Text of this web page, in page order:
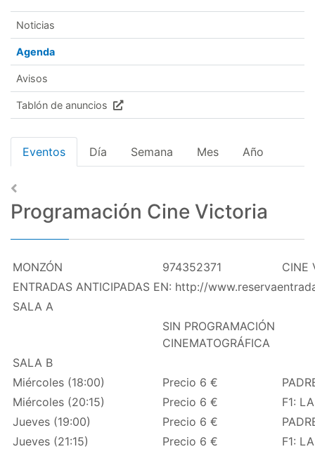
Noticias
Agenda
Avisos
Tablón de anuncios
Eventos Día Semana Mes Año
Programación Cine Victoria
MONZÓN 974352371
CINE
ENTRADAS ANTICIPADAS EN: http://
SALA A
SIN PROGRAMACIÓN
CINEMATOGRÁFICA
SALA B
Miércoles (18:00)
Precio 6 €
Miércoles (20:15)
Precio 6 €
F1:
Jueves (19:00)
Precio 6 €
Jueves (21:15)
Precio 6 €
F1: